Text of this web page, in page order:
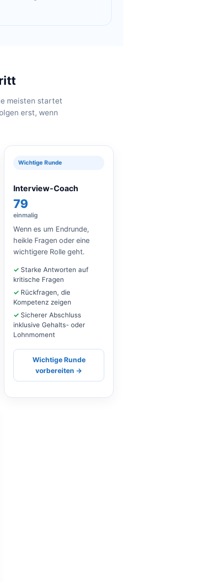
meisten startet
erst, wenn
Wichtige Runde
Interview-Coach
79
einmalig
Wenn es um Endrunde,
heikle Fragen oder eine
wichtigere Rolle geht.
Starke Antworten auf
kritische Fragen
Rückfragen, die
Kompetenz zeigen
Sicherer Abschluss
inklusive Gehalts- oder
Lohnmoment
Wichtige Runde
vorbereiten →